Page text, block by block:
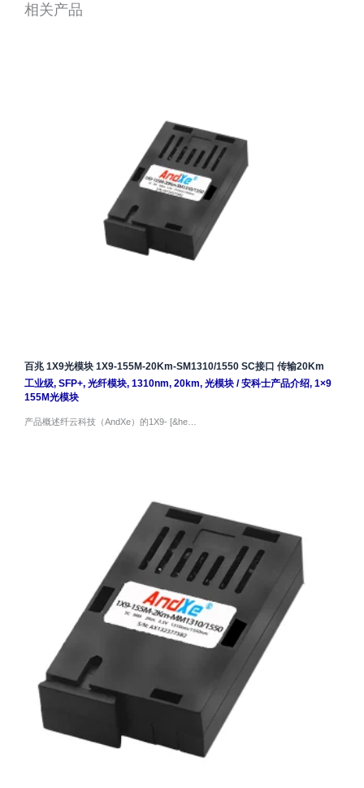
相关产品
百兆 1X9光模块 1X9-155M-20Km-SM1310/1550 SC接口 传输20Km
工业级, SFP+, 光纤模块, 1310nm, 20km, 光模块/安科士产品介绍, 1×9
155M光模块
产品概述纤云科技（AndXe）的1X9- [&he…